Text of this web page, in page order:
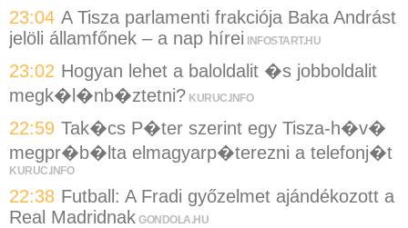
23:04 A Tisza parlamenti frakciója Baka Andrást
jelöli államfőnek – a nap hírei
INFOSTART.HU
23:02 Hogyan lehet a baloldalit �s jobboldalit
megk�l�nb�ztetni? KURUC.INFO
22:59 Tak�cs P�ter szerint egy Tisza-h�v�
megpr�b�lta elmagyarp�terezni a telefonj�t
KURUC.INFO
22:38 Futball: A Fradi győzelmet ajándékozott a
Real Madridnak GONDOLA.HU